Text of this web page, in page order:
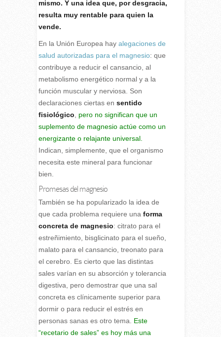
mismo. Y una idea que, por desgracia,
resulta muy rentable para quien la
vende.
En la Unión Europea hay alegaciones de
salud autorizadas para el magnesio: que
contribuye a reducir el cansancio, al
metabolismo energético normal y a la
función muscular y nerviosa. Son
declaraciones ciertas en sentido
fisiológico
pero no significan que un
suplemento de magnesio actúe como un
energizante o relajante universal.
Indican, simplemente, que el organismo
necesita este mineral para funcionar
bien.
Promesas del magnesio
También se ha popularizado la idea de
que cada problema requiere una forma
concreta de magnesio: citrato para el
estreñimiento, bisglicinato para el sueño,
malato para el cansancio, treonato para
el cerebro. Es cierto que las distintas
sales varían en su absorción y tolerancia
digestiva, pero demostrar que una sal
concreta es clínicamente superior para
dormir o para reducir el estrés en
personas sanas es otro tema.
Este
“recetario de sales” es hoy más una